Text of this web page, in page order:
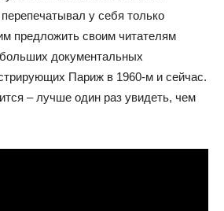
у себя только
предложить своим читателям
документальных
Париж в 1960-м и сейчас.
– лучше один раз увидеть, чем